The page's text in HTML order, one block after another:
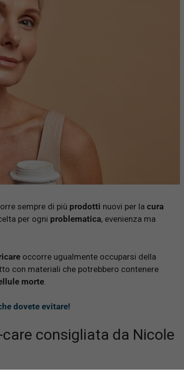
sempre di più prodotti nuovi per la cura
per ogni problematica, evenienza ma
occorre ugualmente occuparsi della
con materiali che potrebbero contenere
morte
dovete evitare!
consigliata da Nicole